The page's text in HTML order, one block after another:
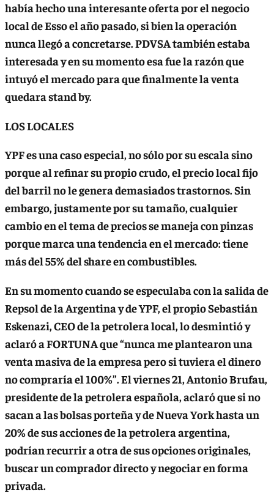
había hecho una interesante oferta por el negocio
local de Esso el año pasado, si bien la operación
nunca llegó a concretarse. PDVSA también estaba
interesada y en su momento esa fue la razón que
intuyó el mercado para que finalmente la venta
quedara stand by.
LOS LOCALES
YPF es una caso especial, no sólo por su escala sino
porque al refinar su propio crudo, el precio local fijo
del barril no le genera demasiados trastornos. Sin
embargo, justamente por su tamaño, cualquier
cambio en el tema de precios se maneja con pinzas
porque marca una tendencia en el mercado: tiene
más del 55% del share en combustibles.
En su momento cuando se especulaba con la salida de
Repsol de la Argentina y de YPF, el propio Sebastián
Eskenazi, CEO de la petrolera local, lo desmintió y
aclaró a FORTUNA que“nunca me plantearon una
venta masiva de la empresa pero si tuviera el dinero
no compraría el 100%”. El viernes 21, Antonio Brufau,
presidente de la petrolera española, aclaró que si no
sacan a las bolsas porteña y de Nueva York hasta un
20% de sus acciones de la petrolera argentina,
podrían recurrir a otra de sus opciones originales,
buscar un comprador directo y negociar en forma
privada.